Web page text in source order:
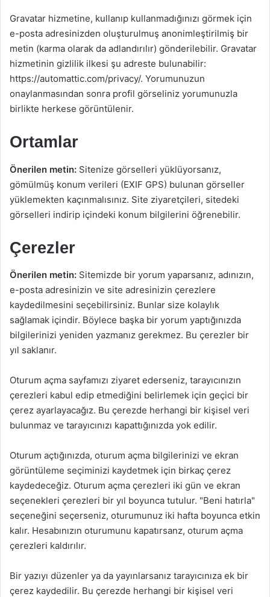
Gravatar hizmetine, kullanıp kullanmadığınızı görmek için
e-posta adresinizden oluşturulmuş anonimleştirilmiş bir
metin (karma olarak da adlandırılır) gönderilebilir. Gravatar
hizmetinin gizlilik ilkesi şu adreste bulunabilir:
https://automattic.com/privacy/. Yorumunuzun
onaylanmasından sonra profil görseliniz yorumunuzla
birlikte herkese görüntülenir.
Ortamlar
Önerilen metin: Sitenize görselleri yüklüyorsanız,
gömülmüş konum verileri (EXIF GPS) bulunan görseller
yüklemekten kaçınmalısınız. Site ziyaretçileri, sitedeki
görselleri indirip içindeki konum bilgilerini öğrenebilir.
Çerezler
Önerilen metin: Sitemizde bir yorum yaparsanız, adınızın,
e-posta adresinizin ve site adresinizin çerezlere
kaydedilmesini seçebilirsiniz. Bunlar size kolaylık
sağlamak içindir. Böylece başka bir yorum yaptığınızda
bilgilerinizi yeniden yazmanız gerekmez. Bu çerezler bir
yıl saklanır.
Oturum açma sayfamızı ziyaret ederseniz, tarayıcınızın
çerezleri kabul edip etmediğini belirlemek için geçici bir
çerez ayarlayacağız. Bu çerezde herhangi bir kişisel veri
bulunmaz ve tarayıcınızı kapattığınızda yok edilir.
Oturum açtığınızda, oturum açma bilgilerinizi ve ekran
görüntüleme seçiminizi kaydetmek için birkaç çerez
kaydedeceğiz. Oturum açma çerezleri iki gün ve ekran
seçenekleri çerezleri bir yıl boyunca tutulur. "Beni hatırla"
seçeneğini seçerseniz, oturumunuz iki hafta boyunca etkin
kalır. Hesabınızın oturumunu kapatırsanz, oturum açma
çerezleri kaldırılır.
Bir yazıyı düzenler ya da yayınlarsanız tarayıcınıza ek bir
çerez kaydedilir. Bu çerezde herhangi bir kişisel veri